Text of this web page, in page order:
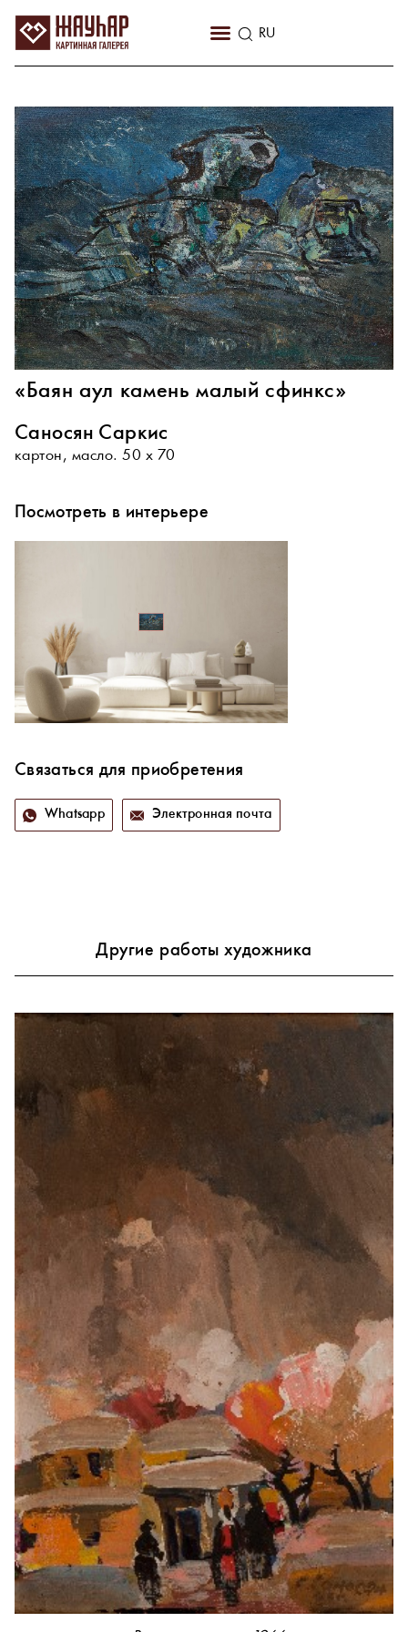
RU
EN
«Баян аул камень малый сфинкс»
Саносян Саркис
картон, масло. 50 х 70
Посмотреть в интерьере
Связаться для приобретения
Whatsapp Электронная почта
Другие работы художника